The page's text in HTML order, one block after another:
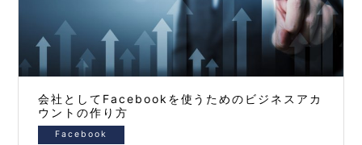
会社としてFacebookを使うためのビジネスアカ
ウントの作り方
Facebook